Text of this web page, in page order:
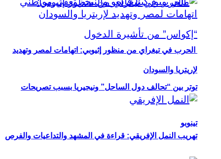
توتر بين “تحالف دول الساحل” ونيجيريا بسبب تصريحات
تينوبو
الحرب في تيغراي من منظور إثيوبي: اتهامات لمصر وتهديد
لإريتريا والسودان
تهريب النمل الإفريقي: قراءة في المشهد والتداعيات والفرص